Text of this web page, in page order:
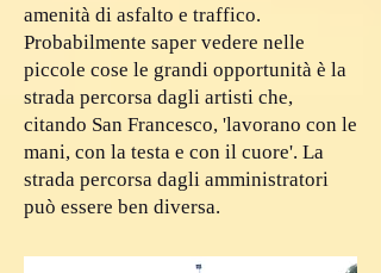
amenità di asfalto e traffico.
Probabilmente saper vedere nelle
piccole cose le grandi opportunità è la
strada percorsa dagli artisti che,
citando San Francesco, 'lavorano con le
mani, con la testa e con il cuore'. La
strada percorsa dagli amministratori
può essere ben diversa.